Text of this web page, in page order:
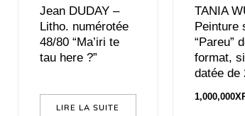
Jean DUDAY –
Litho. numérotée
48/80 “Ma’iri te
tau here ?”
LIRE LA SUITE
TANIA
Peinture
“Pareu”
format,
datée de
1,000,000